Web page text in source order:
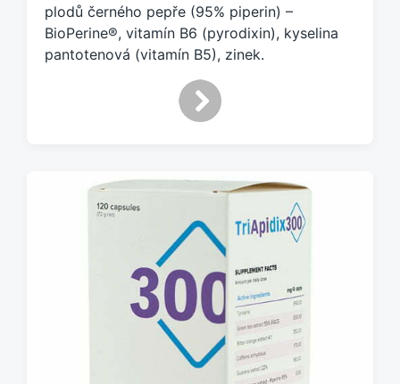
plodů černého pepře (95% piperin) –
BioPerine®, vitamín B6 (pyrodixin), kyselina
pantotenová (vitamín B5), zinek.